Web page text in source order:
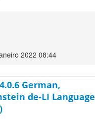
2022 08:44
German,
de-LI Language